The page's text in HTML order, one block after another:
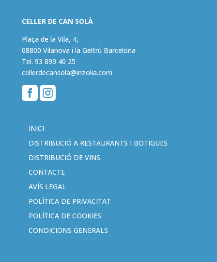
CELLER DE CAN SOLÀ
Plaça de la Vila, 4,
08800 Vilanova i la Geltrú Barcelona
Tel. 93 893 40 25
cellerdecansola@inzolia.com
 
INICI
DISTRIBUCIÓ A RESTAURANTS I BOTIGUES
DISTRIBUCIÓ DE VINS
CONTACTE
AVÍS LEGAL
POLÍTICA DE PRIVACITAT
POLÍTICA DE COOKIES
CONDICIONS GENERALS